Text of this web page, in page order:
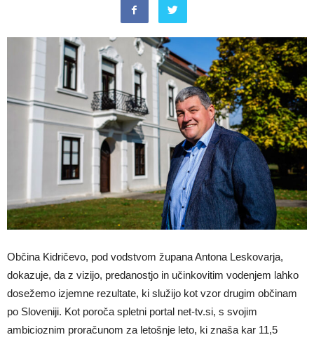
Občina Kidričevo, pod vodstvom župana Antona Leskovarja,
dokazuje, da z vizijo, predanostjo in učinkovitim vodenjem lahko
dosežemo izjemne rezultate, ki služijo kot vzor drugim občinam
po Sloveniji. Kot poroča spletni portal net-tv.si, s svojim
ambicioznim proračunom za letošnje leto, ki znaša kar 11,5